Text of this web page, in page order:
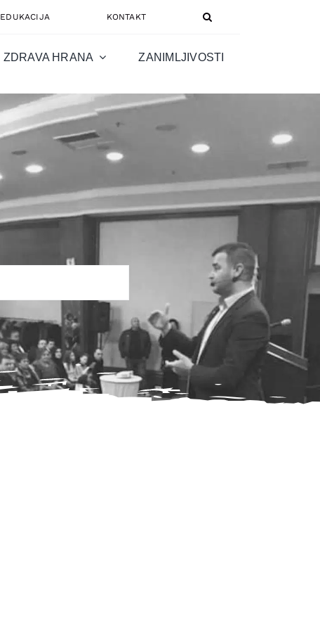
EDUKACIJA KONTAKT
ZDRAVA HRANA ZANIMLJIVOSTI